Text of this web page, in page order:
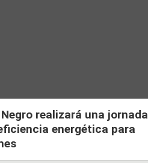
Negro realizará una jornada
energética para